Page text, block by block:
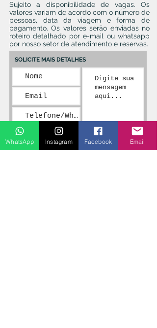
Sujeito a disponibilidade de vagas. Os
valores variam de acordo com o número de
pessoas, data da viagem e forma de
pagamento. Os valores serão enviadas no
roteiro detalhado por e-mail ou whatsapp
por nosso setor de atendimento e reservas.
SOLICITE MAIS DETALHES
WhatsApp Instagram Facebook Email